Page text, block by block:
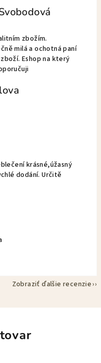
5 z 5 hviezdičiek.
zbožím.
milá a ochotná paní
Eshop na který
5 z 5 hviezdičiek.
5 z 5 hviezdičiek.
krásné,úžasný
dodání. Určitě
5 z 5 hviezdičiek.
Zobraziť ďalšie recenzie